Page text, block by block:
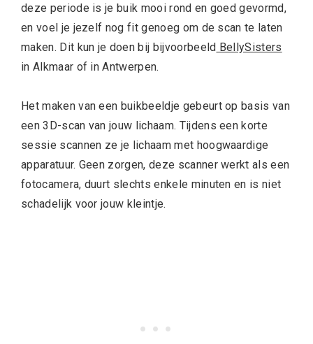
deze periode is je buik mooi rond en goed gevormd,
en voel je jezelf nog fit genoeg om de scan te laten
maken. Dit kun je doen bij bijvoorbeeld BellySisters
in Alkmaar of in Antwerpen.
Het maken van een buikbeeldje gebeurt op basis van
een 3D-scan van jouw lichaam. Tijdens een korte
sessie scannen ze je lichaam met hoogwaardige
apparatuur. Geen zorgen, deze scanner werkt als een
fotocamera, duurt slechts enkele minuten en is niet
schadelijk voor jouw kleintje.